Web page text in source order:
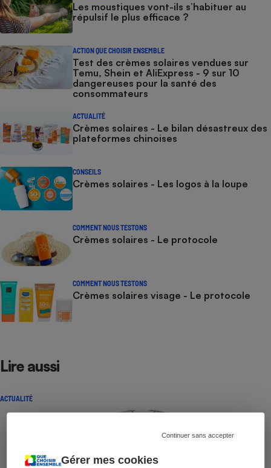
Gérer mes cookies
Continuer sans accepter
Les moustiques vont-ils s’habituer au
répulsif le plus efficace ?
ACTION QUE CHOISIR ENSEMBLE
Test des crèmes solaires vendues sur
Temu, Shein et AliExpress - 9 sur 10
dangereuses pour la santé des
consommateurs
ACTUALITÉ
Crèmes solaires - Le bilan désastreux des
plateformes chinoises
CONSEILS
Crèmes solaires - Les logos à la loupe
COMMENT NOUS TESTONS
Crèmes solaires - Le protocole
COMMENT NOUS TESTONS
Crèmes solaires visage - Le protocole
Lire aussi
ACTUALITÉ